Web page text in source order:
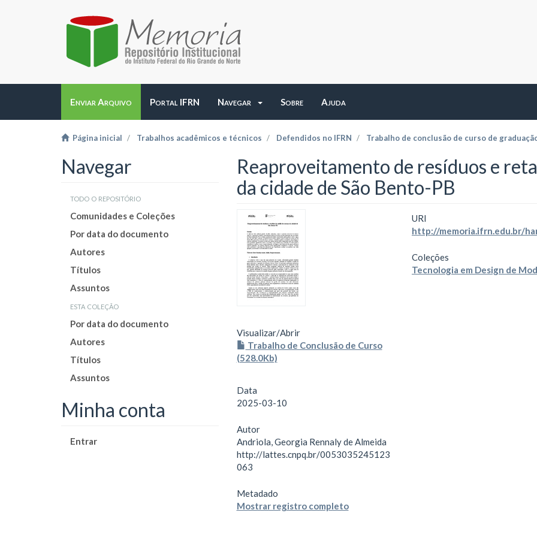
Enviar Arquivo Portal IFRN Navegar Sobre Ajuda
Página inicial Trabalhos acadêmicos e técnicos Defendidos no IFRN Trabalho de conclusão de curso de
Navegar
todo o repositório
Comunidades e Coleções
Por data do documento
Autores
Títulos
Assuntos
esta coleção
Por data do documento
Autores
Títulos
Assuntos
Minha conta
Entrar
Reaproveitamento de resíduos e
da cidade de São Bento-PB
Visualizar/Abrir
Trabalho de Conclusão de Curso
(528.0Kb)
Data
2025-03-10
Autor
Andriola, Georgia Rennaly de Almeida
http://lattes.cnpq.br/0053035245123
063
Metadado
Mostrar registro completo
URI
http://memoria.ifrn.edu.br/
Coleções
Tecnologia em Design de